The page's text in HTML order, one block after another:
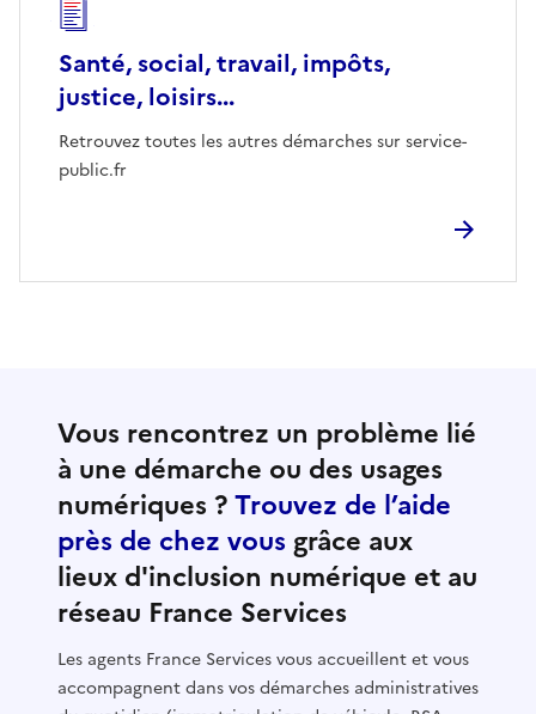
Santé, social, travail, impôts,
justice, loisirs...
Retrouvez toutes les autres démarches sur service-
public.fr
Vous rencontrez un problème lié
à une démarche ou des usages
numériques ?Trouvez de l’aide
près de chez vous grâce aux
lieux d'inclusion numérique et au
réseau France Services
Les agents France Services vous accueillent et vous
accompagnent dans vos démarches administratives